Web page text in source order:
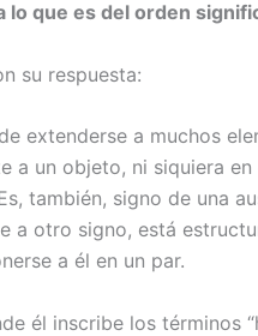
lo que es del orden
su respuesta:
extenderse a muchos
a un objeto, ni siquiera
también, signo de una
a otro signo, está
a él en un par.
él inscribe los términos